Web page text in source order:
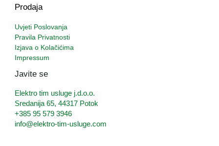
Prodaja
Uvjeti Poslovanja
Pravila Privatnosti
Izjava o Kolačićima
Impressum
Javite se
Elektro tim usluge j.d.o.o.
Sredanija 65, 44317 Potok
+385 95 579 3946
info@elektro-tim-usluge.com